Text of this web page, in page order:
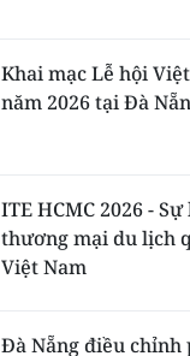
Khai mạc Lễ hội
năm 2026 tại Đà
ITE HCMC 2026 -
thương mại du lịch
Việt Nam
Đà Nẵng điều chỉnh